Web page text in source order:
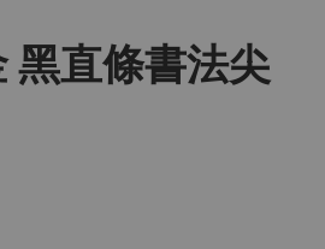
黑直條書法尖